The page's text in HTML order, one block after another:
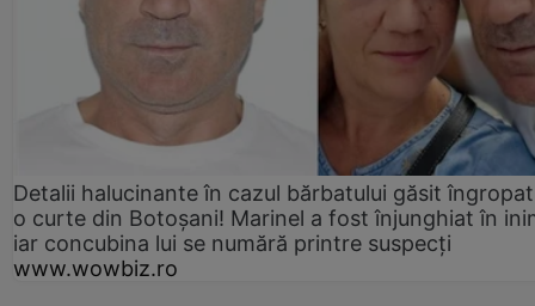
Detalii halucinante în cazul bărbatului găsit
o curte din Botoșani! Marinel a fost înjunghiat în
iar concubina lui se numără printre suspecți
www.wowbiz.ro